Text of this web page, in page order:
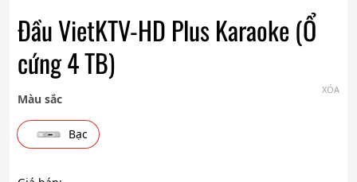
Đầu VietKTV-HD Plus Karaoke (Ổ
cứng 4 TB)
Màu sắc
Bạc
XÓA